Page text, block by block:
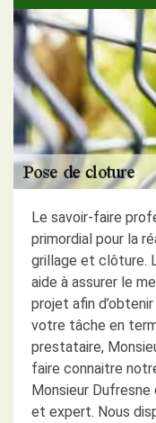
Le savoir-faire
primordial pour la
grillage et clôture.
aide à assurer le
projet afin
votre tâche en
prestataire,
faire connaitre
Monsieur
et expert. Nous